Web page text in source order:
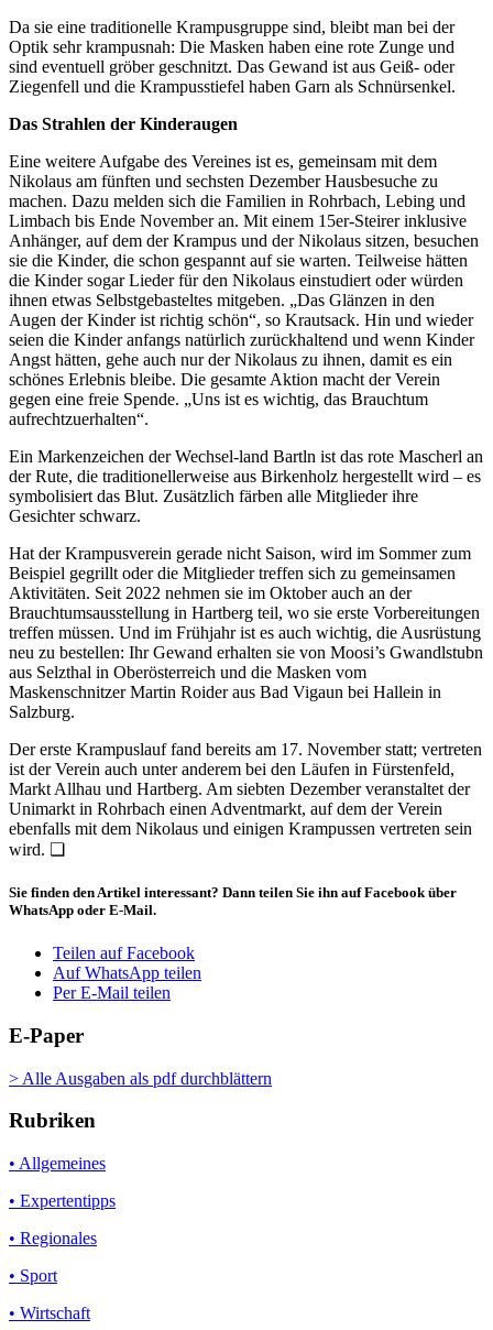
Da sie eine traditionelle Krampusgruppe sind, bleibt man bei der
Optik sehr krampusnah: Die Masken haben eine rote Zunge und
sind eventuell gröber geschnitzt. Das Gewand ist aus Geiß- oder
Ziegenfell und die Krampusstiefel haben Garn als Schnürsenkel.
Das Strahlen der Kinderaugen
Eine weitere Aufgabe des Vereines ist es, gemeinsam mit dem
Nikolaus am fünften und sechsten Dezember Hausbesuche zu
machen. Dazu melden sich die Familien in Rohrbach, Lebing und
Limbach bis Ende November an. Mit einem 15er-Steirer inklusive
Anhänger, auf dem der Krampus und der Nikolaus sitzen, besuchen
sie die Kinder, die schon gespannt auf sie warten. Teilweise hätten
die Kinder sogar Lieder für den Nikolaus einstudiert oder würden
ihnen etwas Selbstgebasteltes mitgeben. „Das Glänzen in den
Augen der Kinder ist richtig schön“, so Krautsack. Hin und wieder
seien die Kinder anfangs natürlich zurückhaltend und wenn Kinder
Angst hätten, gehe auch nur der Nikolaus zu ihnen, damit es ein
schönes Erlebnis bleibe. Die gesamte Aktion macht der Verein
gegen eine freie Spende. „Uns ist es wichtig, das Brauchtum
aufrechtzuerhalten“.
Ein Markenzeichen der Wechsel-land Bartln ist das rote Mascherl an
der Rute, die traditionellerweise aus Birkenholz hergestellt wird – es
symbolisiert das Blut. Zusätzlich färben alle Mitglieder ihre
Gesichter schwarz.
Hat der Krampusverein gerade nicht Saison, wird im Sommer zum
Beispiel gegrillt oder die Mitglieder treffen sich zu gemeinsamen
Aktivitäten. Seit 2022 nehmen sie im Oktober auch an der
Brauchtumsausstellung in Hartberg teil, wo sie erste Vorbereitungen
treffen müssen. Und im Frühjahr ist es auch wichtig, die Ausrüstung
neu zu bestellen: Ihr Gewand erhalten sie von Moosi’s Gwandlstubn
aus Selzthal in Oberösterreich und die Masken vom
Maskenschnitzer Martin Roider aus Bad Vigaun bei Hallein in
Salzburg.
Der erste Krampuslauf fand bereits am 17. November statt; vertreten
ist der Verein auch unter anderem bei den Läufen in Fürstenfeld,
Markt Allhau und Hartberg. Am siebten Dezember veranstaltet der
Unimarkt in Rohrbach einen Adventmarkt, auf dem der Verein
ebenfalls mit dem Nikolaus und einigen Krampussen vertreten sein
wird. ❏
Sie finden den Artikel interessant? Dann teilen Sie ihn auf Facebook über
WhatsApp oder E-Mail.
Teilen auf Facebook
Auf WhatsApp teilen
Per E-Mail teilen
E-Paper
> Alle Ausgaben als pdf durchblättern
Rubriken
• Allgemeines
• Expertentipps
• Regionales
• Sport
• Wirtschaft